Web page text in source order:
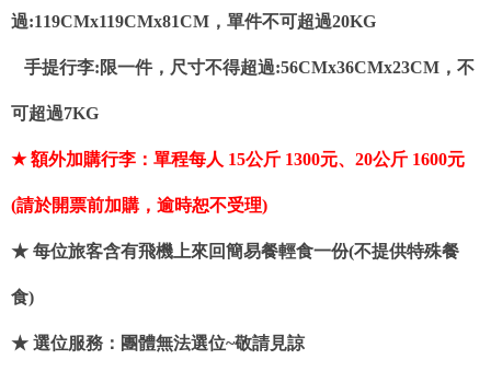
過:119CMx119CMx81CM，單件不可超過20KG
手提行李:限一件，尺寸不得超過:56CMx36CMx23CM，不
可超過7KG
★ 額外加購行李：單程每人 15公斤 1300元、20公斤 1600元
(請於開票前加購，逾時恕不受理)
★ 每位旅客含有飛機上來回簡易餐輕食一份(不提供特殊餐
食)
★ 選位服務：團體無法選位~敬請見諒